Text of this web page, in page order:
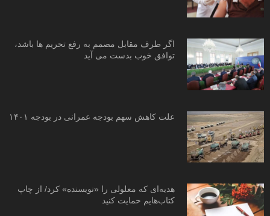
اگر طرف مقابل مصمم به رفع تحریم ها باشد،
توافق خوب بدست می آید
علت کاهش سهم بودجه عمرانی در بودجه ۱۴۰۱
هدیه‌ای که معلولی را «نویسنده» کرد/ از چاپ
کتاب‌هایم حمایت کنید